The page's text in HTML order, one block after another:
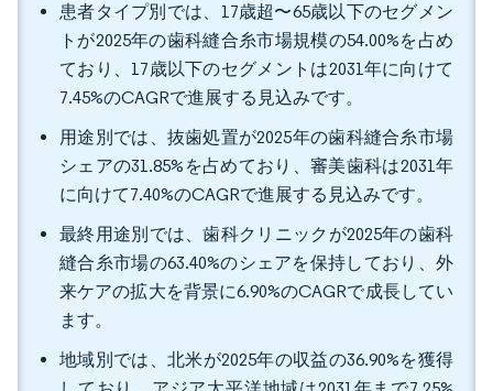
患者タイプ別では、17歳超〜65歳以下のセグメン
トが2025年の歯科縫合糸市場規模の54.00%を占め
ており、17歳以下のセグメントは2031年に向けて
7.45%のCAGRで進展する見込みです。
用途別では、抜歯処置が2025年の歯科縫合糸市場
シェアの31.85%を占めており、審美歯科は2031年
に向けて7.40%のCAGRで進展する見込みです。
最終用途別では、歯科クリニックが2025年の歯科
縫合糸市場の63.40%のシェアを保持しており、外
来ケアの拡大を背景に6.90%のCAGRで成長してい
ます。
地域別では、北米が2025年の収益の36.90%を獲得